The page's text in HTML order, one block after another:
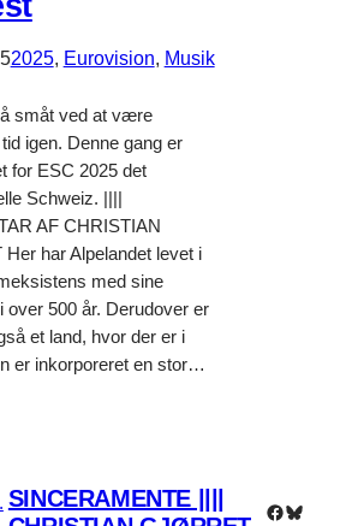
2025, Eurovision, Musik
småt ved at være
igen. Denne gang er
for ESC 2025 det
Schweiz. ||||
AF CHRISTIAN
har Alpelandet levet i
med sine
over 500 år. Derudover er
et land, hvor der er i
er inkorporeret en stor…
SINCERAMENTE ||||